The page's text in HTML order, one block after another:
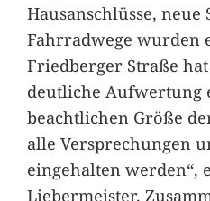
Hausanschlüsse, neue
Fahrradwege wurden
Friedberger Straße
deutliche Aufwertung
beachtlichen Größe
alle Versprechungen
eingehalten werden“,
Liebermeister.